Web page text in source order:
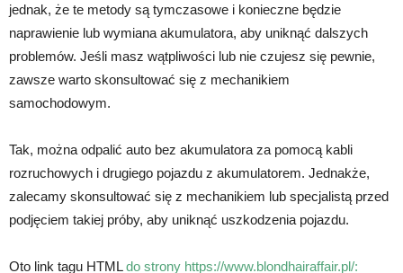
jednak, że te metody są tymczasowe i konieczne będzie
naprawienie lub wymiana akumulatora, aby uniknąć dalszych
problemów. Jeśli masz wątpliwości lub nie czujesz się pewnie,
zawsze warto skonsultować się z mechanikiem
samochodowym.
Tak, można odpalić auto bez akumulatora za pomocą kabli
rozruchowych i drugiego pojazdu z akumulatorem. Jednakże,
zalecamy skonsultować się z mechanikiem lub specjalistą przed
podjęciem takiej próby, aby uniknąć uszkodzenia pojazdu.
Oto link tagu HTMLdo strony https://www.blondhairaffair.pl/: